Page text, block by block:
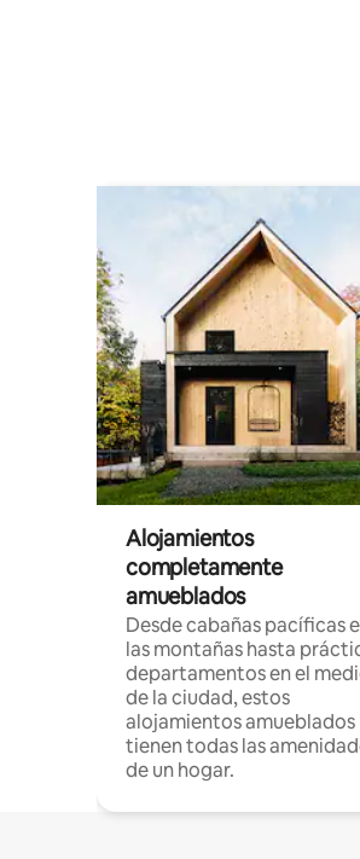
Alojamientos
completamente
amueblados
Desde cabañas pacíficas
las montañas hasta
departamentos en el
de la ciudad, estos
alojamientos amueblados
tienen todas las
de un hogar.